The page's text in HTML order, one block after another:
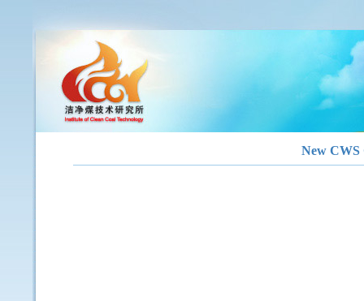
New CWS